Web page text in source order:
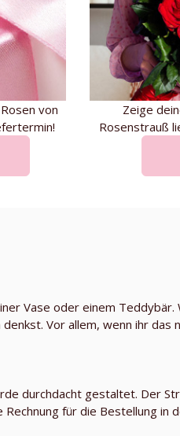
von
Zeige
Rosenstrauß
Vase oder einem Teddybär.
Vor allem, wenn ihr das
durchdacht gestaltet. Der
für die Bestellung